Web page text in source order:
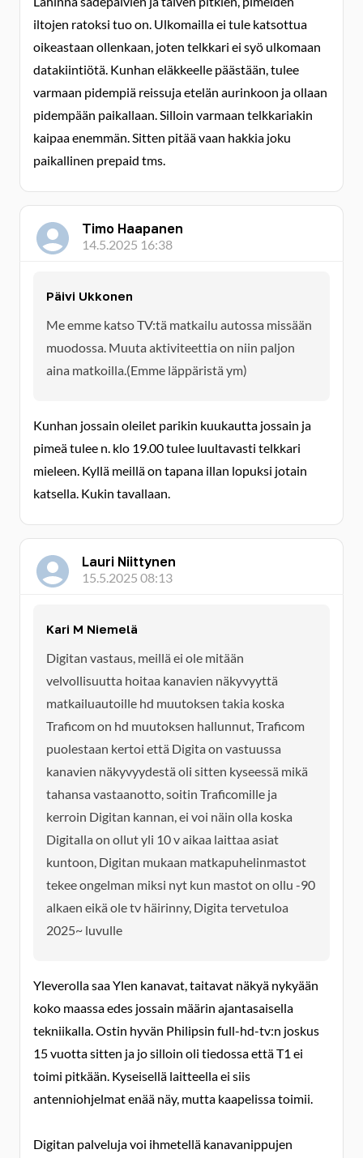
iltojen ratoksi tuo on. Ulkomailla ei tule katsottua
oikeastaan ollenkaan, joten telkkari ei syö ulkomaan
datakiintiötä. Kunhan eläkkeelle päästään, tulee
varmaan pidempiä reissuja etelän aurinkoon ja ollaan
pidempään paikallaan. Silloin varmaan telkkariakin
kaipaa enemmän. Sitten pitää vaan hakkia joku
paikallinen prepaid tms.
Timo Haapanen
14.5.2025 16:38
Päivi Ukkonen
Me emme katso TV:tä matkailu autossa missään
muodossa. Muuta aktiviteettia on niin paljon
aina matkoilla.(Emme läppäristä ym)
Kunhan jossain oleilet parikin kuukautta jossain ja
pimeä tulee n. klo 19.00 tulee luultavasti telkkari
mieleen. Kyllä meillä on tapana illan lopuksi jotain
katsella. Kukin tavallaan.
Lauri Niittynen
15.5.2025 08:13
Kari M Niemelä
Digitan vastaus, meillä ei ole mitään
velvollisuutta hoitaa kanavien näkyvyyttä
matkailuautoille hd muutoksen takia koska
Traficom on hd muutoksen hallunnut, Traficom
puolestaan kertoi että Digita on vastuussa
kanavien näkyvyydestä oli sitten kyseessä mikä
tahansa vastaanotto, soitin Traficomille ja
kerroin Digitan kannan, ei voi näin olla koska
Digitalla on ollut yli 10 v aikaa laittaa asiat
kuntoon, Digitan mukaan matkapuhelinmastot
tekee ongelman miksi nyt kun mastot on ollu -90
alkaen eikä ole tv häirinny, Digita tervetuloa
2025~ luvulle
Yleverolla saa Ylen kanavat, taitavat näkyä nykyään
koko maassa edes jossain määrin ajantasaisella
tekniikalla. Ostin hyvän Philipsin full-hd-tv:n joskus
15 vuotta sitten ja jo silloin oli tiedossa että T1 ei
toimi pitkään. Kyseisellä laitteella ei siis
antenniohjelmat enää näy, mutta kaapelissa toimii.
Digitan palveluja voi ihmetellä kanavanippujen